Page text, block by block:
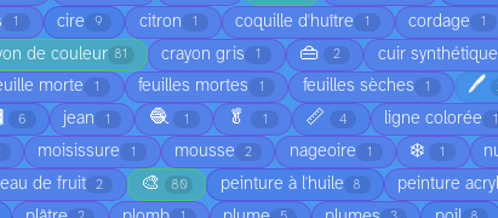
1 cire 9 citron 1 coquille d'huître 1 cordage 1
de couleur 81 crayon gris 1 👜 2 cuir synthétique
morte 1 feuilles mortes 1 feuilles sèches 1 🖊️
6 jean 1 🧶 1 🥬 1 📏 4 ligne colorée 1
moisissure 1 mousse 2 nageoire 1 ❄️ 1
de fruit 2 🎨 80 peinture à l'huile 8 peinture